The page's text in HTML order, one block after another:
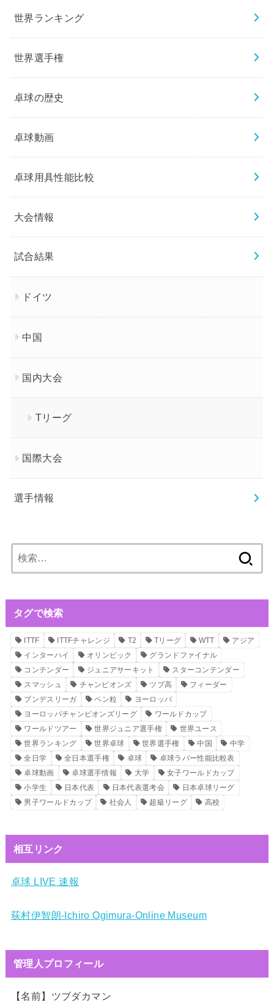
世界ランキング
世界選手権
卓球の歴史
卓球動画
卓球用具性能比較
大会情報
試合結果
ドイツ
中国
国内大会
Tリーグ
国際大会
選手情報
索:
タグで検索
ITTF ITTFチャレンジ T2 Tリーグ WTT
アジア
インターハイ
オリンピック
グランドファイナル
コンテンダー
ジュニアサーキット
スターコンテンダー
スマッシュ
チャンピオンズ ツブ高
フィーダー
ブンデスリーガ
ペン粒
ヨーロッパ
ヨーロッパチャンピオンズリーグ
ワールドカップ
ワールドツアー
世界ジュニア選手権
世界ユース
世界ランキング
世界卓球 世界選手権 中国
中学
全日学
全日本選手権 卓球
卓球ラバー性能比較表
卓球動画
卓球選手情報 大学
女子ワールドカップ
小学生
日本代表 日本代表選考会
日本卓球リーグ
男子ワールドカップ
社会人 超級リーグ 高校
相互リンク
卓球 LIVE 速報
荻村伊智朗-Ichiro Ogimura-Online Museum
管理人プロフィール
【名前】ツブダカマン